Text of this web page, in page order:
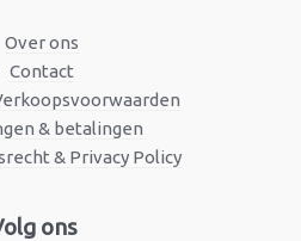
Over ons
Contact
& betalingen
& Privacy Policy
ons
Facebook